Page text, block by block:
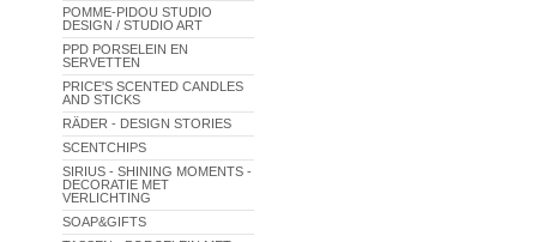
POMME-PIDOU STUDIO
DESIGN / STUDIO ART
PPD PORSELEIN EN
SERVETTEN
PRICE'S SCENTED CANDLES
AND STICKS
RÄDER - DESIGN STORIES
SCENTCHIPS
SIRIUS - SHINING MOMENTS -
DECORATIE MET
VERLICHTING
SOAP&GIFTS